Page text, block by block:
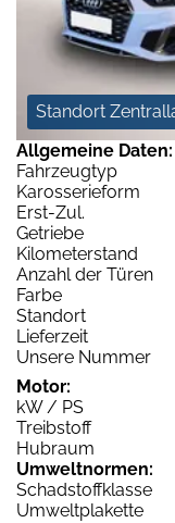
Standort
Allgemeine Daten:
Fahrzeugtyp
Karosserieform
Erst-Zul.
Getriebe
Kilometerstand
Anzahl der Türen
Farbe
Standort
Lieferzeit
Unsere Nummer
Motor:
kW / PS
Treibstoff
Hubraum
Umweltnormen:
Schadstoffklasse
Umweltplakette